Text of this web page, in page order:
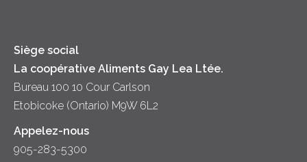
Siège social
La coopérative Aliments Gay Lea Ltée.
Bureau 100 10 Cour Carlson
Etobicoke (Ontario) M9W 6L2
Appelez-nous
905-283-5300